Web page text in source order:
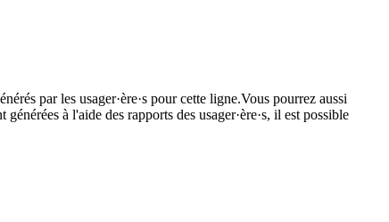
par les usager·ère·s pour cette ligne.Vous pourrez aussi
à l'aide des rapports des usager·ère·s, il est possible